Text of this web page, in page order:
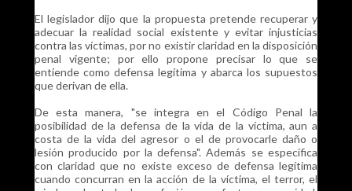
El legislador dijo que la propuesta pretende recuperar y
adecuar la realidad social existente y evitar injusticias
contra las víctimas, por no existir claridad en la disposición
penal vigente; por ello propone precisar lo que se
entiende como defensa legítima y abarca los supuestos
que derivan de ella.
De esta manera, "se integra en el Código Penal la
posibilidad de la defensa de la vida de la víctima, aun a
costa de la vida del agresor o el de provocarle daño o
lesión producido por la defensa". Además se especifica
con claridad que no existe exceso de defensa legítima
cuando concurran en la acción de la víctima, el terror, el